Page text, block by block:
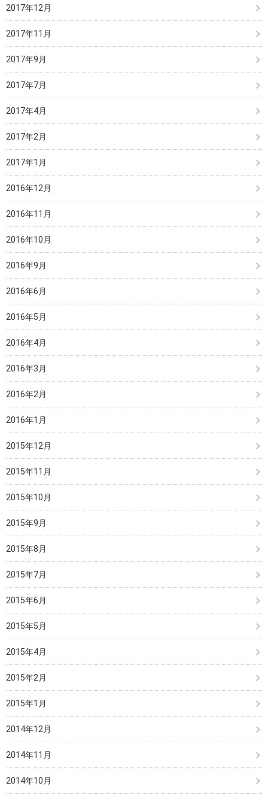
2017年12月
2017年11月
2017年9月
2017年7月
2017年4月
2017年2月
2017年1月
2016年12月
2016年11月
2016年10月
2016年9月
2016年6月
2016年5月
2016年4月
2016年3月
2016年2月
2016年1月
2015年12月
2015年11月
2015年10月
2015年9月
2015年8月
2015年7月
2015年6月
2015年5月
2015年4月
2015年2月
2015年1月
2014年12月
2014年11月
2014年10月